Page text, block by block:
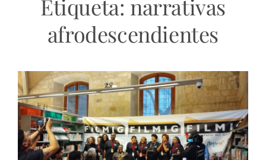
Etiqueta: narrativas
afrodescendientes